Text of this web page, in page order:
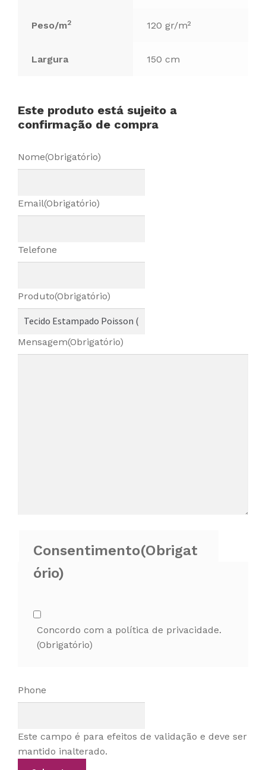
Peso/m2 120 gr/m²
Largura 150 cm
Este produto está sujeito a
confirmação de compra
Nome(Obrigatório)
Email(Obrigatório)
Telefone
Produto(Obrigatório)
Mensagem(Obrigatório)
Consentimento(Obrigat
ório)
Concordo com a política de privacidade.
(Obrigatório)
Phone
Este campo é para efeitos de validação e deve ser
mantido inalterado.